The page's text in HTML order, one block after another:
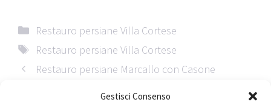
Gestisci Consenso
Categorie
Restauro persiane Villa Cortese
Tag
Restauro persiane Villa Cortese
Restauro persiane Marcallo con Casone